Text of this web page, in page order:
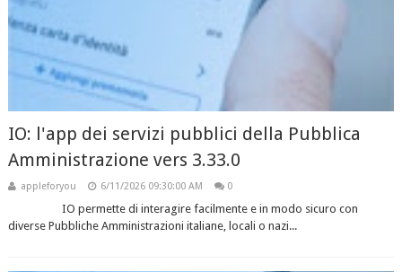
IO: l'app dei servizi pubblici della Pubblica
Amministrazione vers 3.33.0
appleforyou 6/11/2026 09:30:00 AM 0
IO permette di interagire facilmente e in modo sicuro con
diverse Pubbliche Amministrazioni italiane, locali o nazi...